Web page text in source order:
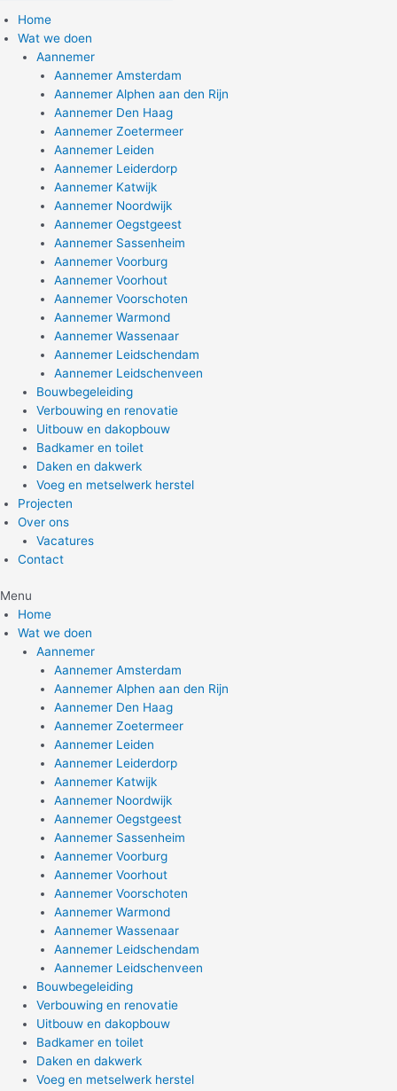
Home
Wat we doen
Aannemer
Aannemer Amsterdam
Aannemer Alphen aan den Rijn
Aannemer Den Haag
Aannemer Zoetermeer
Aannemer Leiden
Aannemer Leiderdorp
Aannemer Katwijk
Aannemer Noordwijk
Aannemer Oegstgeest
Aannemer Sassenheim
Aannemer Voorburg
Aannemer Voorhout
Aannemer Voorschoten
Aannemer Warmond
Aannemer Wassenaar
Aannemer Leidschendam
Aannemer Leidschenveen
Bouwbegeleiding
Verbouwing en renovatie
Uitbouw en dakopbouw
Badkamer en toilet
Daken en dakwerk
Voeg en metselwerk herstel
Projecten
Over ons
Vacatures
Contact
Menu
Home
Wat we doen
Aannemer
Aannemer Amsterdam
Aannemer Alphen aan den Rijn
Aannemer Den Haag
Aannemer Zoetermeer
Aannemer Leiden
Aannemer Leiderdorp
Aannemer Katwijk
Aannemer Noordwijk
Aannemer Oegstgeest
Aannemer Sassenheim
Aannemer Voorburg
Aannemer Voorhout
Aannemer Voorschoten
Aannemer Warmond
Aannemer Wassenaar
Aannemer Leidschendam
Aannemer Leidschenveen
Bouwbegeleiding
Verbouwing en renovatie
Uitbouw en dakopbouw
Badkamer en toilet
Daken en dakwerk
Voeg en metselwerk herstel